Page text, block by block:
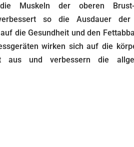
Muskeln der oberen
so die Ausdauer der
die Gesundheit und den
wirken sich auf die
aus und verbessern die